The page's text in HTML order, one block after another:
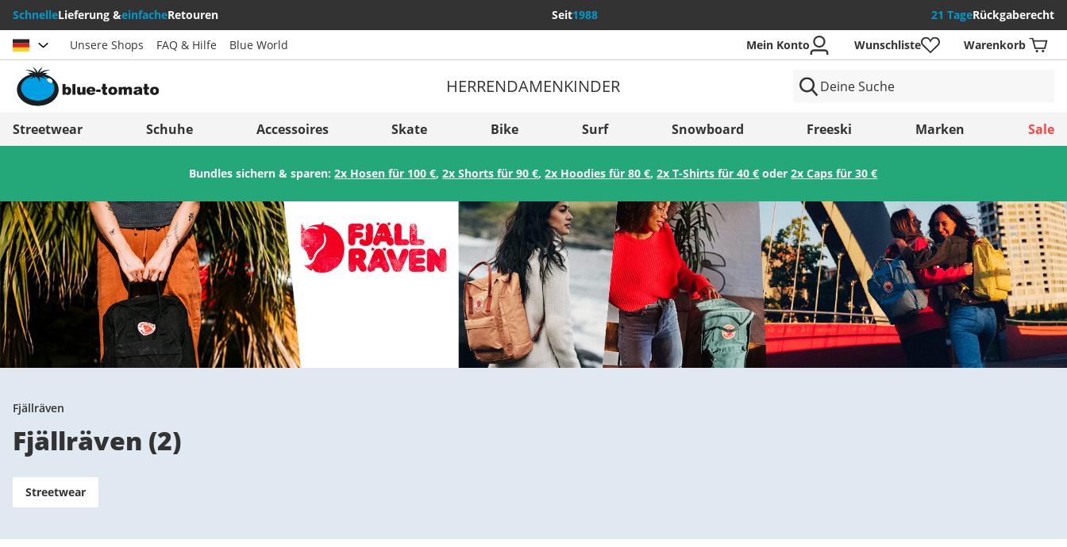
SchnelleLieferung &einfacheRetouren Seit1988 21 TageRückgaberecht
Land auswählen
Österreich
Suisse (Français)
Svizzera (Italiano)
France
Italia (Italiano)
Italien (Deutsch)
España
Suomi
United Kingdom
Slovenija
België (Nederlands)
Belgique (Français)
Danmark
Norge
Speichern
Unsere Shops FAQ & Hilfe Blue World Mein Konto Wunschliste Warenkorb
HERRENDAMENKINDER
Streetwear Schuhe Accessoires Skate Bike Surf Snowboard Freeski Marken Sale
Bundles sichern & sparen:2x Hosen für 100 €,2x Shorts für 90 €,2x Hoodies für 80 €,2x T-Shirts für 40 € oder2x Caps für 30 €
Fjällräven
Fjällräven (2)
Streetwear